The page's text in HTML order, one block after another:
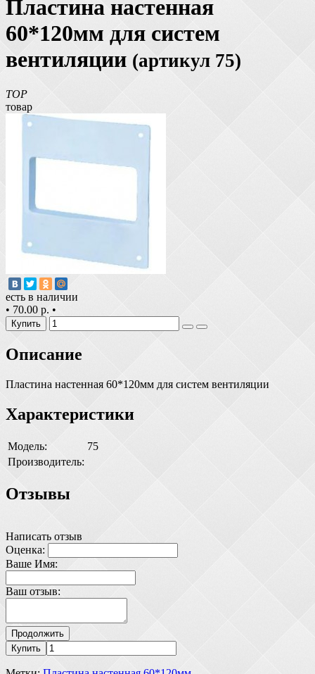
Пластина настенная
60*120мм для систем
вентиляции (артикул 75)
TOP
товар
есть в наличии
• 70.00 р. •
Купить
Описание
Пластина настенная 60*120мм для систем вентиляции
Характеристики
Модель:
75
Производитель:
Отзывы
Написать отзыв
Оценка:
Ваше Имя:
Ваш отзыв:
Продолжить
Купить